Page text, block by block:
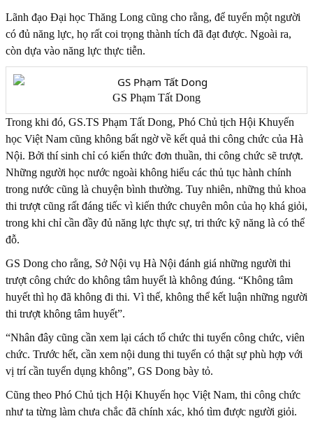
Lãnh đạo Đại học Thăng Long cũng cho rằng, để tuyển một người
có đủ năng lực, họ rất coi trọng thành tích đã đạt được. Ngoài ra,
còn dựa vào năng lực thực tiễn.
GS Phạm Tất Dong
Trong khi đó, GS.TS Phạm Tất Dong, Phó Chủ tịch Hội Khuyến
học Việt Nam cũng không bất ngờ về kết quả thi công chức của Hà
Nội. Bởi thí sinh chỉ có kiến thức đơn thuần, thi công chức sẽ trượt.
Những người học nước ngoài không hiểu các thủ tục hành chính
trong nước cũng là chuyện bình thường. Tuy nhiên, những thủ khoa
thi trượt cũng rất đáng tiếc vì kiến thức chuyên môn của họ khá giỏi,
trong khi chỉ cần đầy đủ năng lực thực sự, tri thức kỹ năng là có thể
đỗ.
GS Dong cho rằng, Sở Nội vụ Hà Nội đánh giá những người thi
trượt công chức do không tâm huyết là không đúng. “Không tâm
huyết thì họ đã không đi thi. Vì thế, không thể kết luận những người
thi trượt không tâm huyết”.
“Nhân đây cũng cần xem lại cách tổ chức thi tuyển công chức, viên
chức. Trước hết, cần xem nội dung thi tuyển có thật sự phù hợp với
vị trí cần tuyển dụng không”, GS Dong bày tỏ.
Cũng theo Phó Chủ tịch Hội Khuyến học Việt Nam, thi công chức
như ta từng làm chưa chắc đã chính xác, khó tìm được người giỏi.